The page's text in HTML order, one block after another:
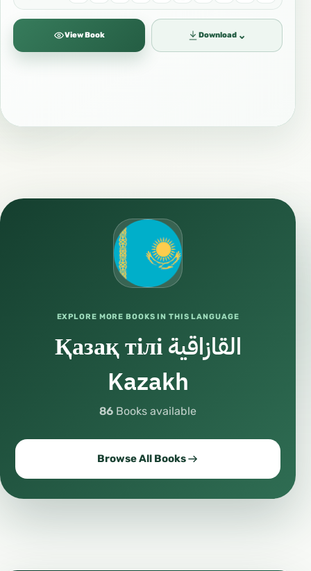
View Book Download ⌄
EXPLORE MORE BOOKS IN THIS LANGUAGE
Қазақ тілі القازاقية
Kazakh
86 Books available
Browse All Books